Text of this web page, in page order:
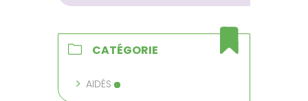
CATÉGORIE
AIDÉS